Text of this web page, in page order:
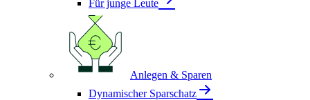
Für junge Leute
Anlegen & Sparen
Dynamischer Sparschatz